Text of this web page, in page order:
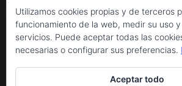
Utilizamos cookies propias y de terceros
funcionamiento de la web, medir su uso
servicios. Puede aceptar todas las
necesarias o configurar sus preferencias.
Aceptar todo